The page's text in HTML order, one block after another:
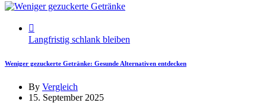
Langfristig schlank bleiben
Weniger gezuckerte Getränke: Gesunde Alternativen entdecken
By Vergleich
15. September 2025